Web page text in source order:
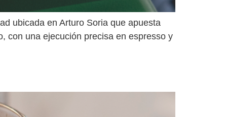
ubicada en Arturo Soria que apuesta
con una ejecución precisa en espresso y